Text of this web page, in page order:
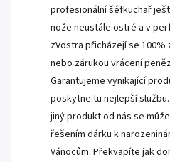
profesionální šéfkuchař
nože neustále ostré a v
zVostra přicházejí se
nebo zárukou vrácení
Garantujeme vynikající
poskytne tu nejlepší
jiný produkt od nás se
řešením dárku k
Vánocům. Překvapíte jak